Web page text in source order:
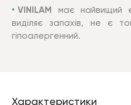
VINILAM
має найвищий
виділяє запахів, не є
гіпоалергенний.
Характеристики